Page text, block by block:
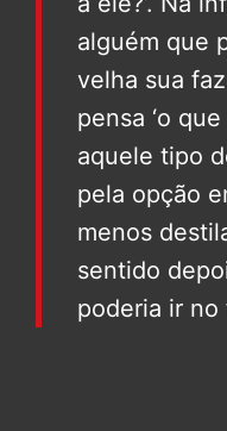
alguém que
velha sua
pensa ‘o
aquele tipo
pela opção
menos
sentido
poderia ir no